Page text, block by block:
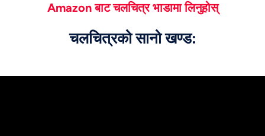
Amazon बाट चलचित्र भाडामा लिनुहोस्
चलचित्रको सानो खण्ड: